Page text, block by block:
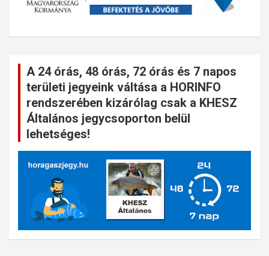
A 24 órás, 48 órás, 72 órás és 7 napos
területi jegyeink váltása a HORINFO
rendszerében kizárólag csak a KHESZ
Általános jegycsoporton belül
lehetséges!